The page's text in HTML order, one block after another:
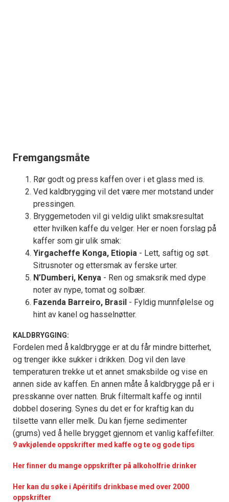
Fremgangsmåte
Rør godt og press kaffen over i et glass med is.
Ved kaldbrygging vil det være mer motstand under
pressingen.
Bryggemetoden vil gi veldig ulikt smaksresultat
etter hvilken kaffe du velger. Her er noen forslag på
kaffer som gir ulik smak:
Yirgacheffe Konga, Etiopia - Lett, saftig og søt.
Sitrusnoter og ettersmak av ferske urter.
N’Dumberi, Kenya - Ren og smaksrik med dype
noter av nype, tomat og solbær.
Fazenda Barreiro, Brasil - Fyldig munnfølelse og
hint av kanel og hasselnøtter.
KALDBRYGGING:
Fordelen med å kaldbrygge er at du får mindre bitterhet,
og trenger ikke sukker i drikken. Dog vil den lave
temperaturen trekke ut et annet smaksbilde og vise en
annen side av kaffen. En annen måte å kaldbrygge på er i
presskanne over natten. Bruk filtermalt kaffe og inntil
dobbel dosering. Synes du det er for kraftig kan du
tilsette vann eller melk. Du kan fjerne sedimenter
(grums) ved å helle brygget gjennom et vanlig kaffefilter.
9 avkjølende oppskrifter med kaffe og te og gode tips
Her finner du mange oppskrifter på alkoholfrie drinker
Her kan du søke i Apéritifs drinkbase med over 2000
oppskrifter